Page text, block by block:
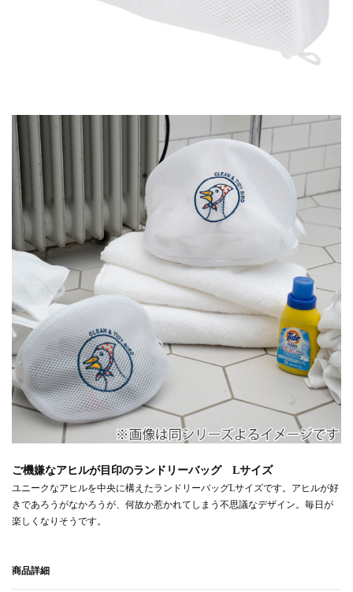
ご機嫌なアヒルが目印のランドリーバッグ Lサイズ
ユニークなアヒルを中央に構えたランドリーバッグLサイズです。アヒルが好
きであろうがなかろうが、何故か惹かれてしまう不思議なデザイン。毎日が
楽しくなりそうです。
商品詳細